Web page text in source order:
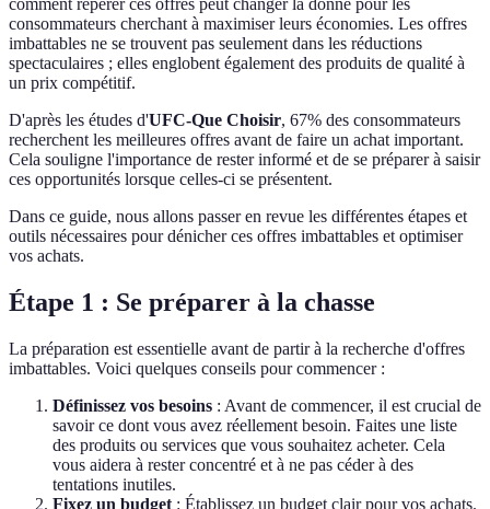
comment repérer ces offres peut changer la donne pour les
consommateurs cherchant à maximiser leurs économies. Les offres
imbattables ne se trouvent pas seulement dans les réductions
spectaculaires ; elles englobent également des produits de qualité à
un prix compétitif.
D'après les études d'UFC-Que Choisir, 67% des consommateurs
recherchent les meilleures offres avant de faire un achat important.
Cela souligne l'importance de rester informé et de se préparer à saisir
ces opportunités lorsque celles-ci se présentent.
Dans ce guide, nous allons passer en revue les différentes étapes et
outils nécessaires pour dénicher ces offres imbattables et optimiser
vos achats.
Étape 1 : Se préparer à la chasse
La préparation est essentielle avant de partir à la recherche d'offres
imbattables. Voici quelques conseils pour commencer :
Définissez vos besoins : Avant de commencer, il est crucial de
savoir ce dont vous avez réellement besoin. Faites une liste
des produits ou services que vous souhaitez acheter. Cela
vous aidera à rester concentré et à ne pas céder à des
tentations inutiles.
Fixez un budget : Établissez un budget clair pour vos achats.